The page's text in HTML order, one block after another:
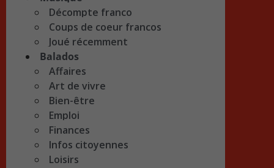
Décompte franco
Coups de coeur francos
Joué récemment
Balados
Affaires
Art de vivre
Bien-être
Emploi
Finances
Infos citoyennes
Loisirs